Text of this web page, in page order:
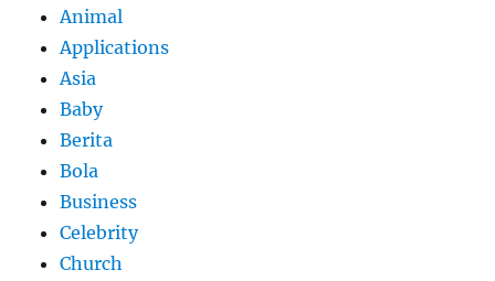
Animal
Applications
Asia
Baby
Berita
Bola
Business
Celebrity
Church